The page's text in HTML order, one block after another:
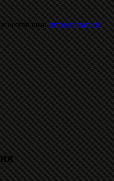
необходимоавторизоваться.